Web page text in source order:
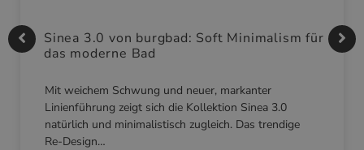
Sinea 3.0 von burgbad: Soft Minimalism für
das moderne Bad
Mit weichem Schwung und neuer, markanter
Linienführung zeigt sich die Kollektion Sinea 3.0
natürlich und minimalistisch zugleich. Das trendige
Re-Design…